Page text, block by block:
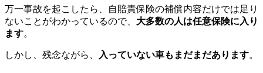
万一事故を起こしたら、自賠責保険の補償内容だけでは足り
ないことがわかっているので、 大多数の人は任意保険に入り
ます。
しかし、残念ながら、 入っていない車もまだまだあります。